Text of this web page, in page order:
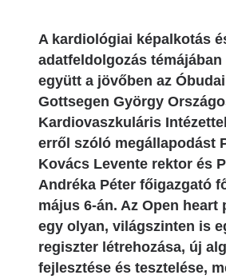
A kardiológiai képalkotás
adatfeldolgozás
együtt a jövőben az
Gottsegen György
Kardiovaszkuláris
erről szóló megállapodást
Kovács Levente rektor és
Andréka Péter főigazgató
május 6-án. Az Open heart
egy olyan, világszinten is
regiszter létrehozása, új
fejlesztése és tesztelése,